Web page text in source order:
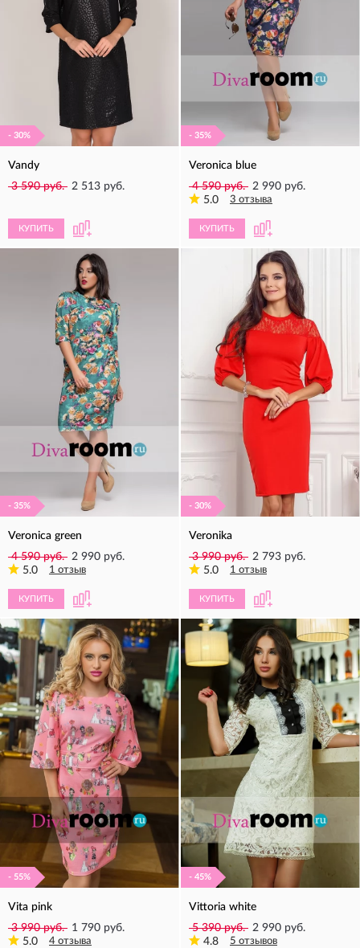
- 30%
Vandy
3 590 руб. 2 513 руб.
КУПИТЬ
- 35%
Veronica blue
4 590 руб. 2 990 руб.
5.0
3 отзыва
КУПИТЬ
- 35%
Veronica green
4 590 руб. 2 990 руб.
5.0
1 отзыв
КУПИТЬ
- 30%
Veronika
3 990 руб. 2 793 руб.
5.0
1 отзыв
КУПИТЬ
- 55%
Vita pink
3 990 руб. 1 790 руб.
5.0
4 отзыва
- 45%
Vittoria white
5 390 руб. 2 990 руб.
4.8
5 отзывов